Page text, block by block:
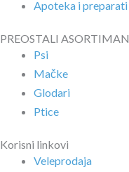
Apoteka i preparati
PREOSTALI ASORTIMAN
Psi
Mačke
Glodari
Ptice
Korisni linkovi
Veleprodaja